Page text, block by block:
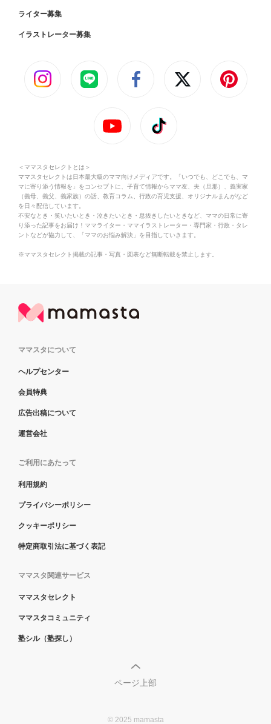
ライター募集
イラストレーター募集
＜ママスタセレクトとは＞
ママスタセレクトは日本最大級のママ向けメディアです。「いつでも、どこでも、マ
マに寄り添う情報を」をコンセプトに、子育て情報からママ友、夫（旦那）、義実家
（義母、義父、義家族）の話、教育コラム、行政の育児支援、オリジナルまんがなど
を日々配信しています。
不安なとき・笑いたいとき・泣きたいとき・息抜きしたいときなど、ママの日常に寄
り添った記事をお届け！ママライター・ママイラストレーター・専門家・行政・タレ
ントなどが協力して、「ママのお悩み解決」を目指していきます。
※ママスタセレクト掲載の記事・写真・図表など無断転載を禁止します。
ママスタについて
ヘルプセンター
会員特典
広告出稿について
運営会社
ご利用にあたって
利用規約
プライバシーポリシー
クッキーポリシー
特定商取引法に基づく表記
ママスタ関連サービス
ママスタセレクト
ママスタコミュニティ
塾シル（塾探し）
ページ上部
© 2025 mamasta